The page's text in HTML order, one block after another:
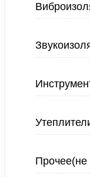
Прочее(не